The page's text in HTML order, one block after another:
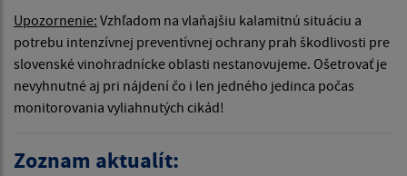
Upozornenie: Vzhľadom na vlaňajšiu kalamitnú situáciu a
potrebu intenzívnej preventívnej ochrany prah škodlivosti pre
slovenské vinohradnícke oblasti nestanovujeme. Ošetrovať je
nevyhnutné aj pri nájdení čo i len jedného jedinca počas
monitorovania vyliahnutých cikád!
Zoznam aktualít: